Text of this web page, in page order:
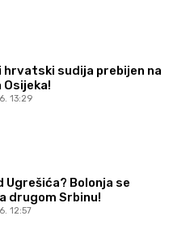
hrvatski sudija prebijen na
Osijeka!
13:29
Ugrešića? Bolonja se
drugom Srbinu!
12:57